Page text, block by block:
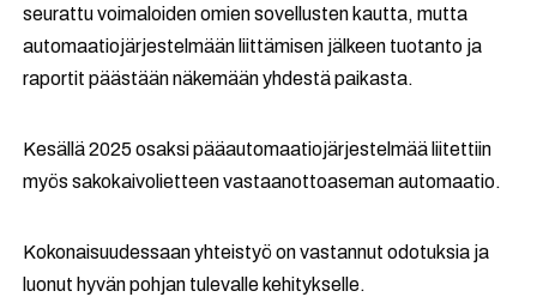
seurattu voimaloiden omien sovellusten kautta, mutta
automaatiojärjestelmään liittämisen jälkeen tuotanto ja
raportit päästään näkemään yhdestä paikasta.
Kesällä 2025 osaksi pääautomaatiojärjestelmää liitettiin
myös sakokaivolietteen vastaanottoaseman automaatio.
Kokonaisuudessaan yhteistyö on vastannut odotuksia ja
luonut hyvän pohjan tulevalle kehitykselle.